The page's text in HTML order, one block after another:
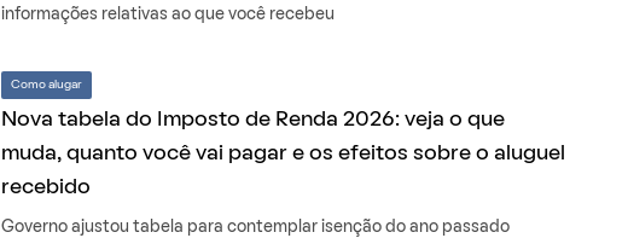
informações relativas ao que você recebeu
Como alugar
Nova tabela do Imposto de Renda 2026: veja o que
muda, quanto você vai pagar e os efeitos sobre o aluguel
recebido
Governo ajustou tabela para contemplar isenção do ano passado